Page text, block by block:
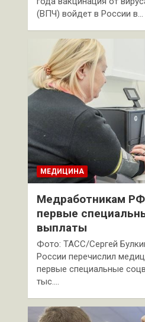
(ВПЧ) войдет в России в…
МЕДИЦИНА
Медработникам
первые
выплаты
Фото: ТАСС/Сергей
России перечислил
первые специальные
тыс.…